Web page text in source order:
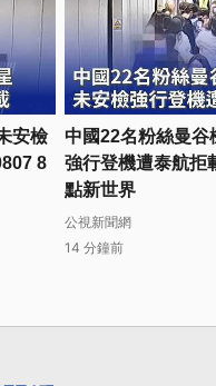
安檢
8
中國22名粉絲曼谷
強行登機遭泰航拒
點新世界
公視新聞網
14 分鐘前